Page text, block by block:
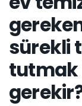
sürekli
tutmak